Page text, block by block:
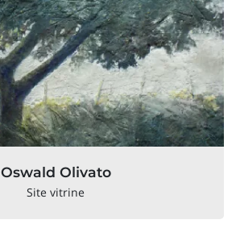
Oswald Olivato
Site vitrine